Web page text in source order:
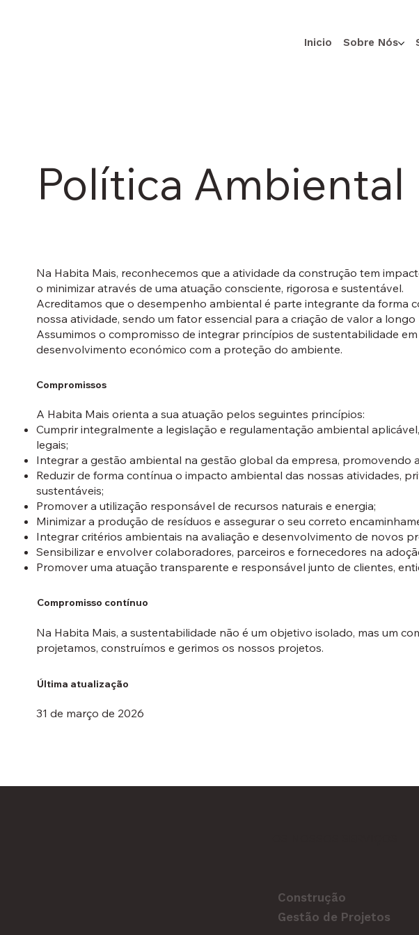
Inicio Sobre Nós
Política Ambiental
Na Habita Mais, reconhecemos que a atividade da construção tem
o minimizar através de uma atuação consciente, rigorosa e sustentável.
Acreditamos que o desempenho ambiental é parte integrante da forma
nossa atividade, sendo um fator essencial para a criação de valor a longo
Assumimos o compromisso de integrar princípios de sustentabilidade
desenvolvimento económico com a proteção do ambiente.
Compromissos
A Habita Mais orienta a sua atuação pelos seguintes princípios:
Cumprir integralmente a legislação e regulamentação ambiental
legais;
Integrar a gestão ambiental na gestão global da empresa, promovendo
Reduzir de forma contínua o impacto ambiental das nossas atividades,
sustentáveis;
Promover a utilização responsável de recursos naturais e energia;
Minimizar a produção de resíduos e assegurar o seu correto
Integrar critérios ambientais na avaliação e desenvolvimento de novos
Sensibilizar e envolver colaboradores, parceiros e fornecedores na
Promover uma atuação transparente e responsável junto de clientes,
Compromisso contínuo
Na Habita Mais, a sustentabilidade não é um objetivo isolado, mas um
projetamos, construímos e gerimos os nossos projetos.
Última atualização
31 de março de 2026
Construção
Gestão de Projetos